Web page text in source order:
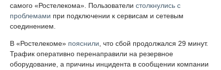
самого «Ростелекома». Пользователи столкнулись с
проблемами при подключении к сервисам и сетевым
соединением.
В «Ростелекоме» пояснили, что сбой продолжался 29 минут.
Трафик оперативно перенаправили на резервное
оборудование, а причины инцидента в сообщении компании